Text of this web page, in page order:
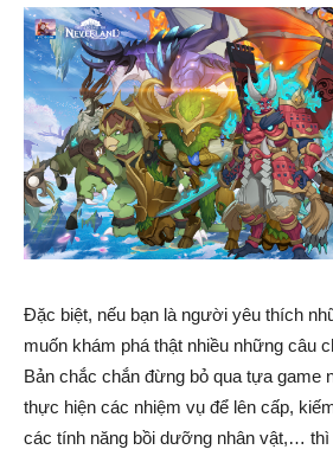
Đặc biệt, nếu bạn là người yêu thích
muốn khám phá thật nhiều những câu
Bản chắc chắn đừng bỏ qua tựa game
thực hiện các nhiệm vụ để lên cấp,
các tính năng bồi dưỡng nhân vật,… thì